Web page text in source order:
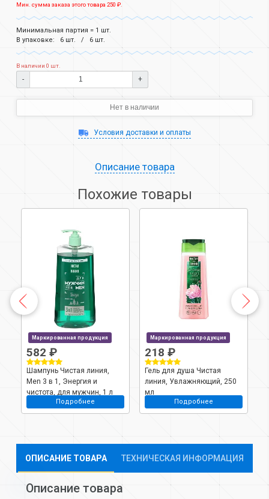
Мин. сумма заказа этого товара 250 ₽.
Минимальная партия = 1 шт.
В упаковке:
6 шт. 6 шт.
В наличии 0 шт.
- +
Нет в наличии
Условия доставки и оплаты
Описание товара
Похожие товары
Маркированная продукция
582 ₽
Шампунь Чистая линия,
Men 3 в 1, Энергия и
чистота, для мужчин, 1 л
Подробнее
Маркированная продукция
218 ₽
Гель для душа Чистая
линия, Увлажняющий, 250
мл
Подробнее
ОПИСАНИЕ ТОВАРА ТЕХНИЧЕСКАЯ ИНФОРМАЦИЯ
Описание товара